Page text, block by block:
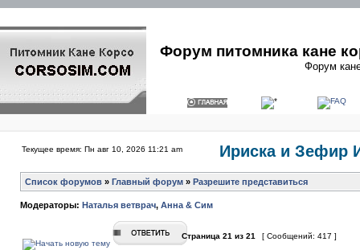
Форум питомника кане
Форум
Текущее время: Пн авг 10, 2026 11:21 am Ириска и Зефир
Список форумов » Главный форум » Разрешите представиться
Модераторы: Наталья ветврач, Анна & Сим
Страница 21 из 21 [ Сообщений: 417 ]